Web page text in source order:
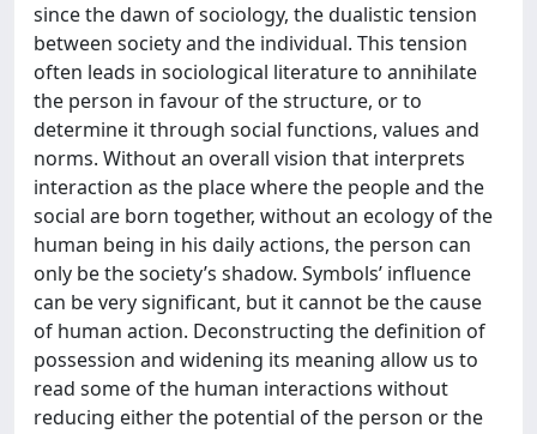
since the dawn of sociology, the dualistic tension
between society and the individual. This tension
often leads in sociological literature to annihilate
the person in favour of the structure, or to
determine it through social functions, values and
norms. Without an overall vision that interprets
interaction as the place where the people and the
social are born together, without an ecology of the
human being in his daily actions, the person can
only be the society’s shadow. Symbols’ influence
can be very significant, but it cannot be the cause
of human action. Deconstructing the definition of
possession and widening its meaning allow us to
read some of the human interactions without
reducing either the potential of the person or the